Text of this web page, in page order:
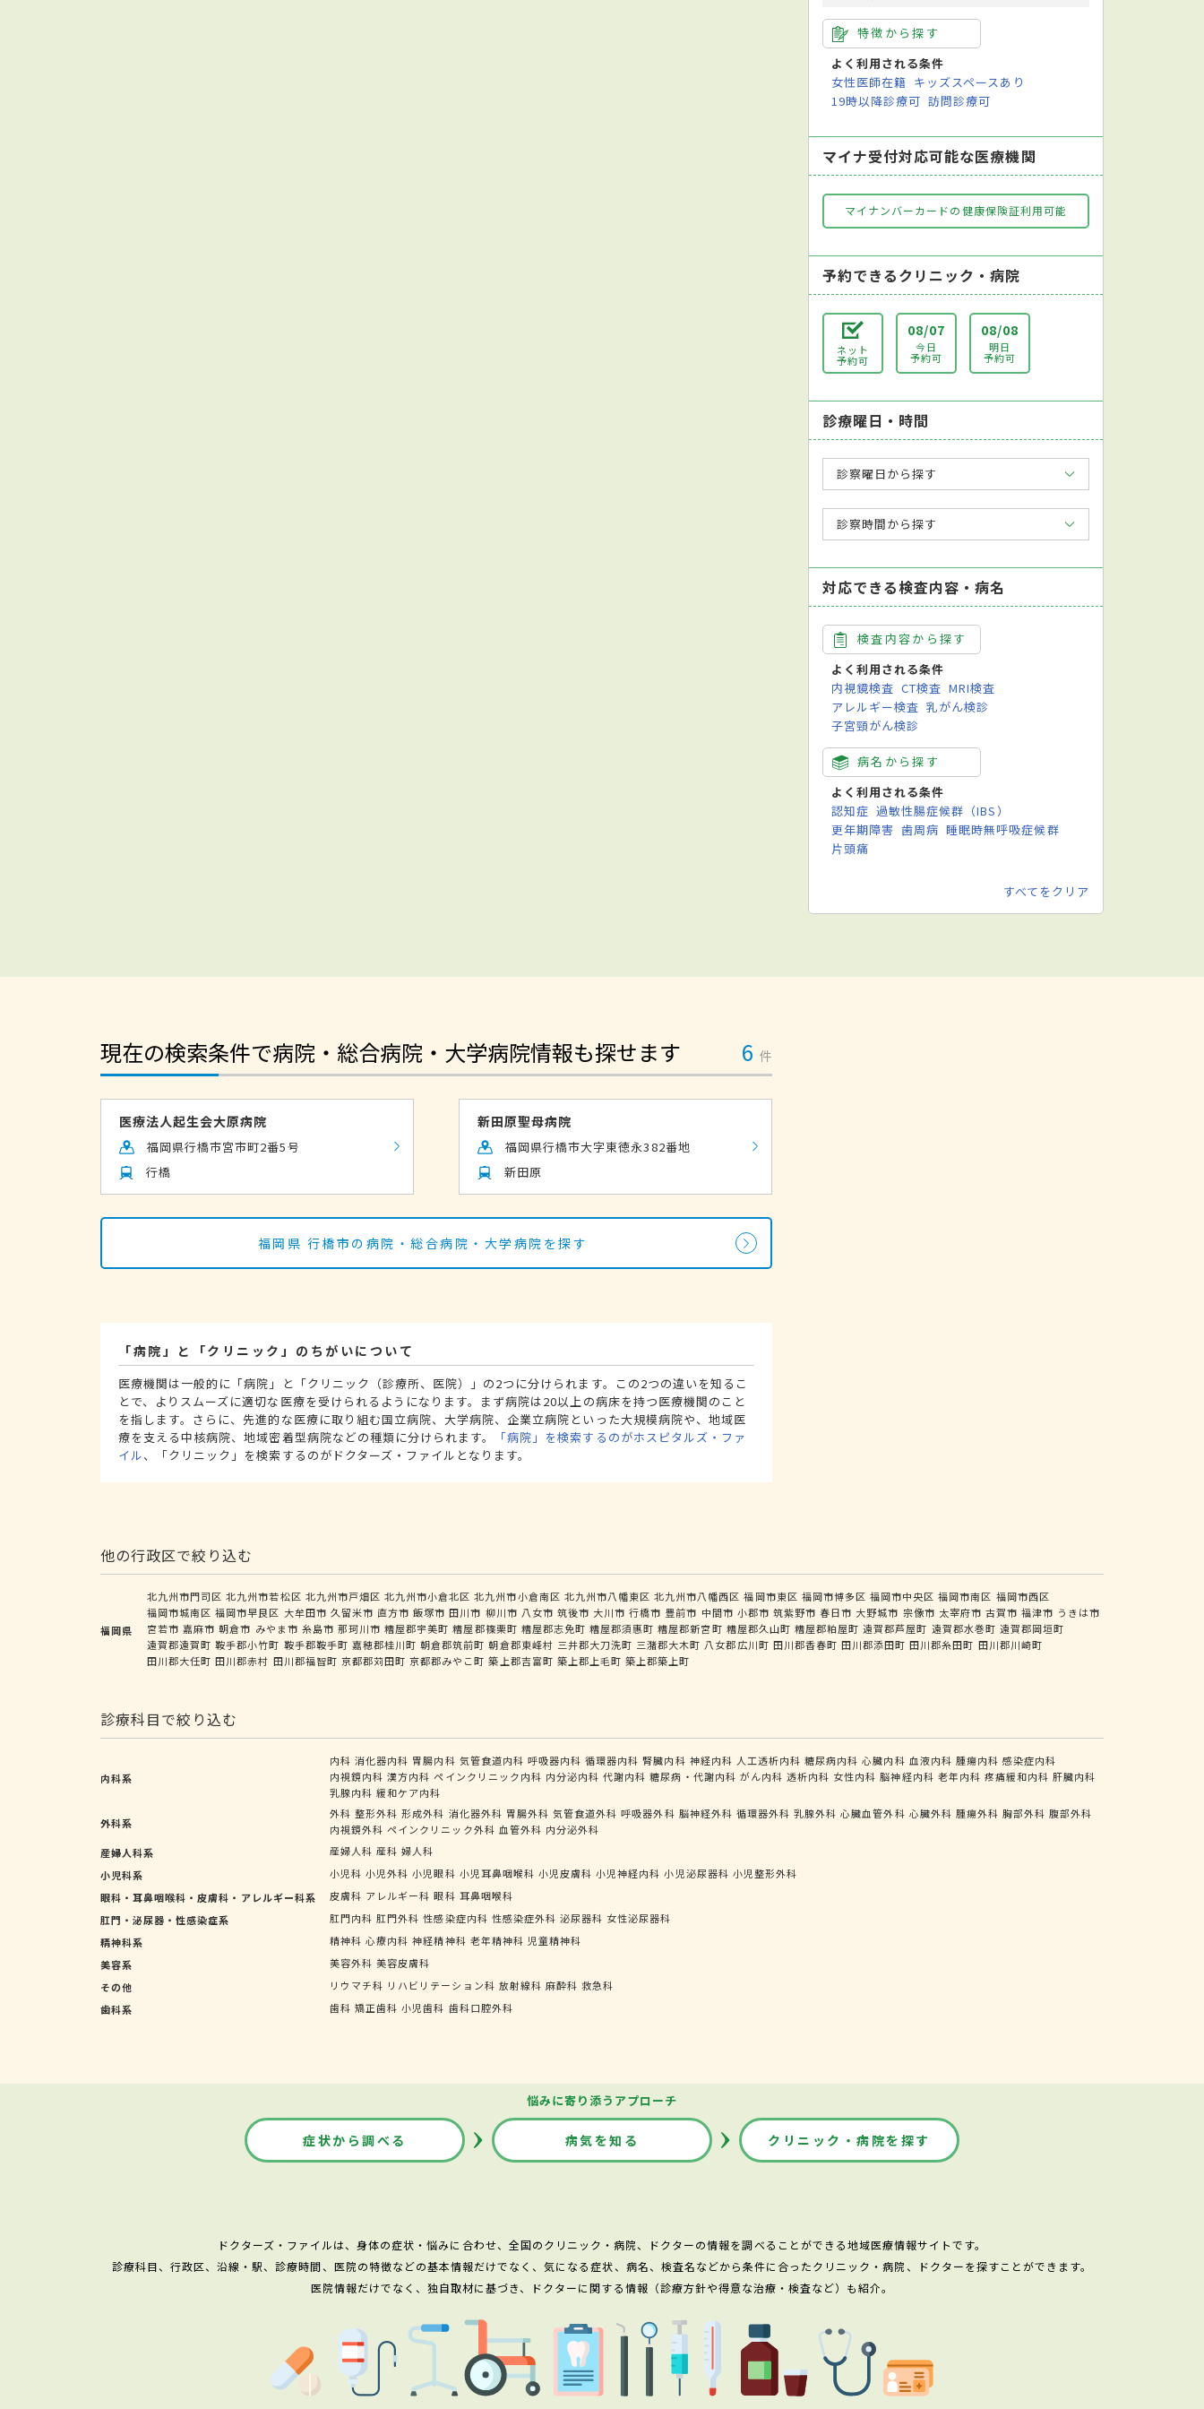
特徴から探す
よく利用される条件
女性医師在籍 キッズスペースあり
19時以降診療可 訪問診療可
マイナ受付対応可能な医療機関
マイナンバーカードの健康保険証利用可能
予約できるクリニック・病院
ネット
予約可
08/07
今日
予約可
08/08
明日
予約可
診療曜日・時間
診察曜日から探す
診察時間から探す
対応できる検査内容・病名
検査内容から探す
よく利用される条件
内視鏡検査 CT検査 MRI検査
アレルギー検査 乳がん検診
子宮頸がん検診
病名から探す
よく利用される条件
認知症 過敏性腸症候群（IBS）
更年期障害 歯周病 睡眠時無呼吸症候群
片頭痛
すべてをクリア
現在の検索条件で病院・総合病院・大学病院情報も探せます 6 件
医療法人起生会大原病院
福岡県行橋市宮市町2番5号
行橋
新田原聖母病院
福岡県行橋市大字東徳永382番地
新田原
福岡県 行橋市の病院・総合病院・大学病院を探す
「病院」と「クリニック」のちがいについて
医療機関は一般的に「病院」と「クリニック（診療所、医院）」の2つに分けられます。この2つの違いを知るこ
とで、よりスムーズに適切な医療を受けられるようになります。まず病院は20以上の病床を持つ医療機関のこと
を指します。さらに、先進的な医療に取り組む国立病院、大学病院、企業立病院といった大規模病院や、地域医
療を支える中核病院、地域密着型病院などの種類に分けられます。
「病院」を検索するのがホスピタルズ・ファ
イル、「クリニック」を検索するのがドクターズ・ファイルとなります。
他の行政区で絞り込む
福岡県
北九州市門司区 北九州市若松区 北九州市戸畑区 北九州市小倉北区 北九州市小倉南区 北九州市八幡東区 北九州市八幡西区 福岡市東区 福岡市博多区 福岡市中央区 福岡市南区 福岡市西区
福岡市城南区 福岡市早良区 大牟田市 久留米市 直方市 飯塚市 田川市 柳川市 八女市 筑後市 大川市 行橋市 豊前市 中間市 小郡市 筑紫野市 春日市 大野城市 宗像市 太宰府市 古賀市 福津市 うきは市
宮若市 嘉麻市 朝倉市 みやま市 糸島市 那珂川市 糟屋郡宇美町 糟屋郡篠栗町 糟屋郡志免町 糟屋郡須惠町 糟屋郡新宮町 糟屋郡久山町 糟屋郡粕屋町 遠賀郡芦屋町 遠賀郡水巻町 遠賀郡岡垣町
遠賀郡遠賀町 鞍手郡小竹町 鞍手郡鞍手町 嘉穂郡桂川町 朝倉郡筑前町 朝倉郡東峰村 三井郡大刀洗町 三潴郡大木町 八女郡広川町 田川郡香春町 田川郡添田町 田川郡糸田町 田川郡川崎町
田川郡大任町 田川郡赤村 田川郡福智町 京都郡苅田町 京都郡みやこ町 築上郡吉富町 築上郡上毛町 築上郡築上町
診療科目で絞り込む
内科系
内科 消化器内科 胃腸内科 気管食道内科 呼吸器内科 循環器内科 腎臓内科 神経内科 人工透析内科 糖尿病内科 心臓内科 血液内科 腫瘍内科 感染症内科
内視鏡内科 漢方内科 ペインクリニック内科 内分泌内科 代謝内科 糖尿病・代謝内科 がん内科 透析内科 女性内科 脳神経内科 老年内科 疼痛緩和内科 肝臓内科
乳腺内科 緩和ケア内科
外科系
外科 整形外科 形成外科 消化器外科 胃腸外科 気管食道外科 呼吸器外科 脳神経外科 循環器外科 乳腺外科 心臓血管外科 心臓外科 腫瘍外科 胸部外科 腹部外科
内視鏡外科 ペインクリニック外科 血管外科 内分泌外科
産婦人科系
産婦人科 産科 婦人科
小児科系
小児科 小児外科 小児眼科 小児耳鼻咽喉科 小児皮膚科 小児神経内科 小児泌尿器科 小児整形外科
眼科・耳鼻咽喉科・皮膚科・アレルギー科系
皮膚科 アレルギー科 眼科 耳鼻咽喉科
肛門・泌尿器・性感染症系
肛門内科 肛門外科 性感染症内科 性感染症外科 泌尿器科 女性泌尿器科
精神科系
精神科 心療内科 神経精神科 老年精神科 児童精神科
美容系
美容外科 美容皮膚科
その他
リウマチ科 リハビリテーション科 放射線科 麻酔科 救急科
歯科系
歯科 矯正歯科 小児歯科 歯科口腔外科
悩みに寄り添うアプローチ
症状から調べる 病気を知る クリニック・病院を探す
ドクターズ・ファイルは、身体の症状・悩みに合わせ、全国のクリニック・病院、ドクターの情報を調べることができる地域医療情報サイトです。
診療科目、行政区、沿線・駅、診療時間、医院の特徴などの基本情報だけでなく、気になる症状、病名、検査名などから条件に合ったクリニック・病院、ドクターを探すことができます。
医院情報だけでなく、独自取材に基づき、ドクターに関する情報（診療方針や得意な治療・検査など）も紹介。